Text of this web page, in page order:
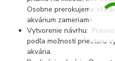
Osobne prerokujeme
akvárium zameriame.
Vytvorenie návrhu:
podľa možností priestoru
akvária.